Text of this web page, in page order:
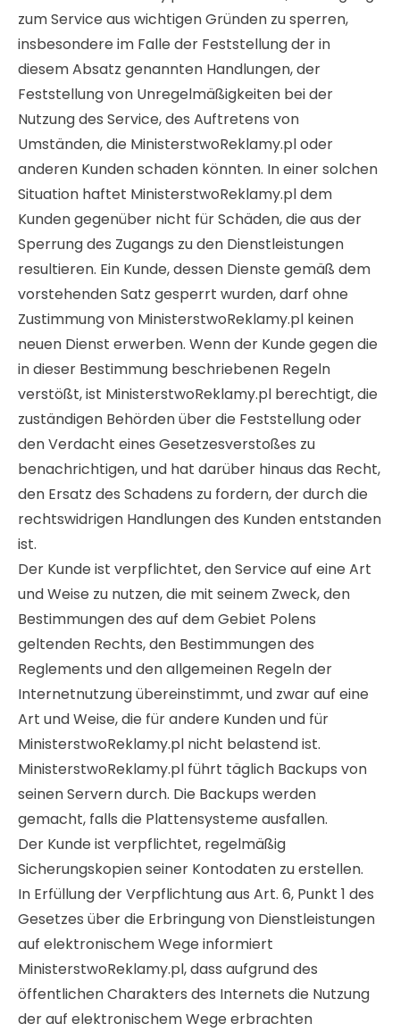
zum Service aus wichtigen Gründen zu sperren,
insbesondere im Falle der Feststellung der in
diesem Absatz genannten Handlungen, der
Feststellung von Unregelmäßigkeiten bei der
Nutzung des Service, des Auftretens von
Umständen, die MinisterstwoReklamy.pl oder
anderen Kunden schaden könnten. In einer solchen
Situation haftet MinisterstwoReklamy.pl dem
Kunden gegenüber nicht für Schäden, die aus der
Sperrung des Zugangs zu den Dienstleistungen
resultieren. Ein Kunde, dessen Dienste gemäß dem
vorstehenden Satz gesperrt wurden, darf ohne
Zustimmung von MinisterstwoReklamy.pl keinen
neuen Dienst erwerben. Wenn der Kunde gegen die
in dieser Bestimmung beschriebenen Regeln
verstößt, ist MinisterstwoReklamy.pl berechtigt, die
zuständigen Behörden über die Feststellung oder
den Verdacht eines Gesetzesverstoßes zu
benachrichtigen, und hat darüber hinaus das Recht,
den Ersatz des Schadens zu fordern, der durch die
rechtswidrigen Handlungen des Kunden entstanden
ist.
Der Kunde ist verpflichtet, den Service auf eine Art
und Weise zu nutzen, die mit seinem Zweck, den
Bestimmungen des auf dem Gebiet Polens
geltenden Rechts, den Bestimmungen des
Reglements und den allgemeinen Regeln der
Internetnutzung übereinstimmt, und zwar auf eine
Art und Weise, die für andere Kunden und für
MinisterstwoReklamy.pl nicht belastend ist.
MinisterstwoReklamy.pl führt täglich Backups von
seinen Servern durch. Die Backups werden
gemacht, falls die Plattensysteme ausfallen.
Der Kunde ist verpflichtet, regelmäßig
Sicherungskopien seiner Kontodaten zu erstellen.
In Erfüllung der Verpflichtung aus Art. 6, Punkt 1 des
Gesetzes über die Erbringung von Dienstleistungen
auf elektronischem Wege informiert
MinisterstwoReklamy.pl, dass aufgrund des
öffentlichen Charakters des Internets die Nutzung
der auf elektronischem Wege erbrachten